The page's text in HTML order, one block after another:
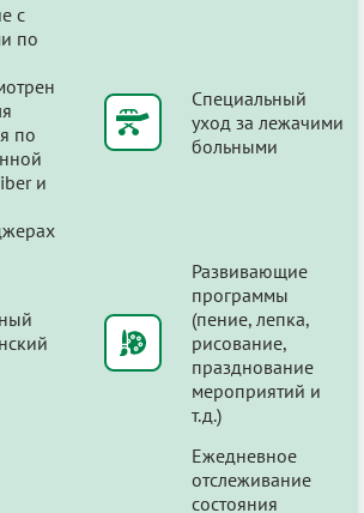
с
по
по
и
Специальный
уход за лежачими
больными
Развивающие
программы
(пение, лепка,
рисование,
празднование
мероприятий и
т.д.)
Ежедневное
отслеживание
состояния